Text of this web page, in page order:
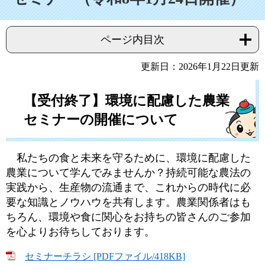
ページ内目次
更新日：2026年1月22日更新
【受付終了】環境に配慮した農業
セミナーの開催について
私たちの食と未来を守るために、環境に配慮した
農業について学んでみませんか？持続可能な農法の
実践から、生産物の流通まで、これからの時代に必
要な知識とノウハウを共有します。農業関係者はも
ちろん、環境や食に関心をお持ちの皆さんのご参加
を心よりお待ちしております。
セミナーチラシ [PDFファイル/418KB]